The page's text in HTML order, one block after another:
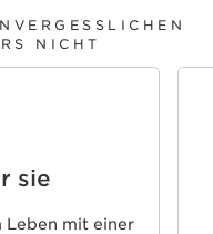
NICHT
sie
Leben mit einer